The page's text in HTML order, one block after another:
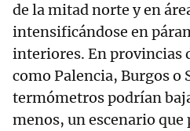
de la mitad norte y en
intensificándose en
interiores. En provincias
como Palencia, Burgos
termómetros podrían
menos, un escenario